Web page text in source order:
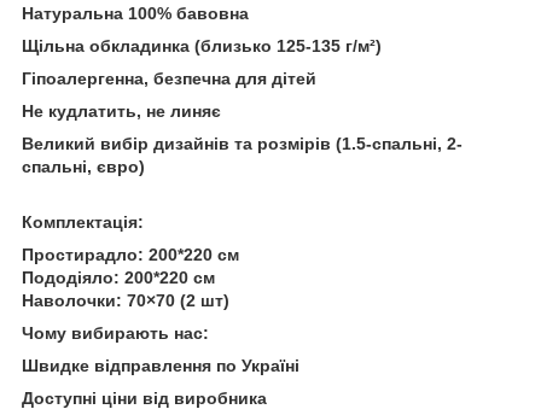
Натуральна 100% бавовна
Щільна обкладинка (близько 125-135 г/м²)
Гіпоалергенна, безпечна для дітей
Не кудлатить, не линяє
Великий вибір дизайнів та розмірів (1.5-спальні, 2-
спальні, євро)
Комплектація:
Простирадло: 200*220 см
Пододіяло: 200*220 см
Наволочки: 70×70 (2 шт)
Чому вибирають нас:
Швидке відправлення по Україні
Доступні ціни від виробника